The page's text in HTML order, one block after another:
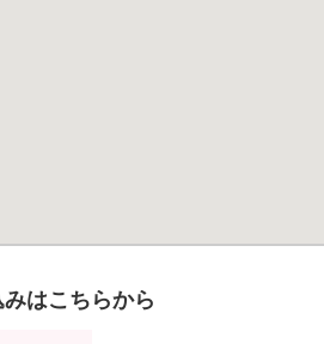
はこちらから